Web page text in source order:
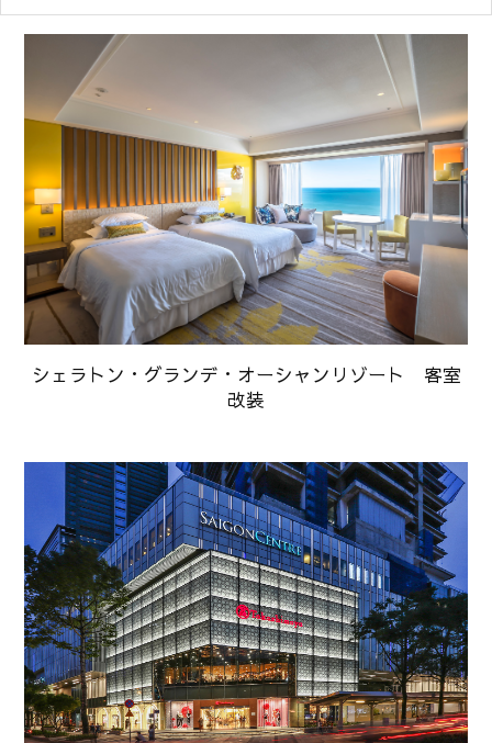
シェラトン・グランデ・オーシャンリゾート 客室
改装